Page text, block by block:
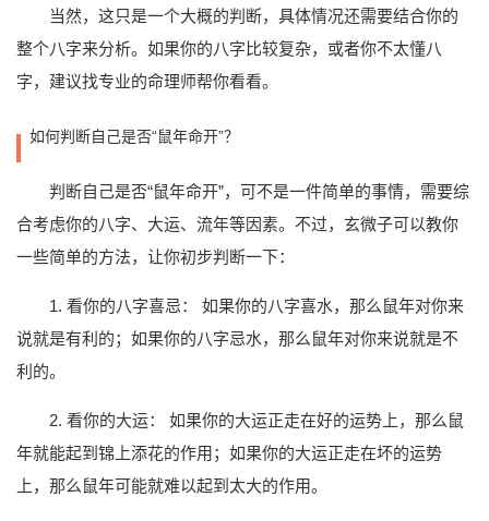
当然，这只是一个大概的判断，具体情况还需要结合你的
整个八字来分析。如果你的八字比较复杂，或者你不太懂八
字，建议找专业的命理师帮你看看。
如何判断自己是否“鼠年命开”？
判断自己是否“鼠年命开”，可不是一件简单的事情，需要综
合考虑你的八字、大运、流年等因素。不过，玄微子可以教你
一些简单的方法，让你初步判断一下：
1. 看你的八字喜忌： 如果你的八字喜水，那么鼠年对你来
说就是有利的；如果你的八字忌水，那么鼠年对你来说就是不
利的。
2. 看你的大运： 如果你的大运正走在好的运势上，那么鼠
年就能起到锦上添花的作用；如果你的大运正走在坏的运势
上，那么鼠年可能就难以起到太大的作用。